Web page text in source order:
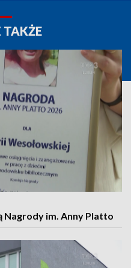
TAKŻE
Nagrody im. Anny Platto